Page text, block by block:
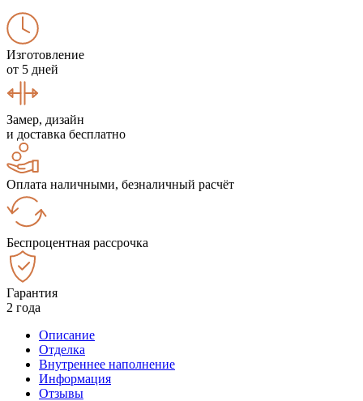
Изготовление
от 5 дней
Замер, дизайн
и доставка бесплатно
Оплата наличными, безналичный расчёт
Беспроцентная рассрочка
Гарантия
2 года
Описание
Отделка
Внутреннее наполнение
Информация
Отзывы